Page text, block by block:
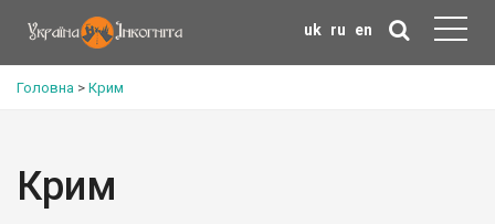
uk ru en
Головна > Крим
Крим